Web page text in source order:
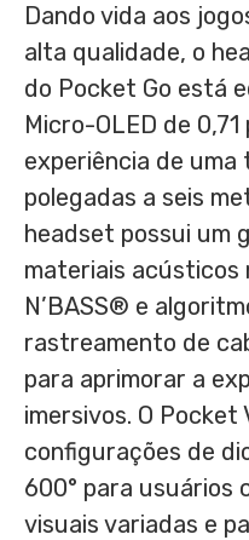
Dando vida aos
alta qualidade, o
do Pocket Go está
Micro-OLED de
experiência de uma
polegadas a seis
headset possui um
materiais
N’BASS® e
rastreamento de
para aprimorar a
imersivos. O Pocket
configurações de
600° para usuários
visuais variadas e